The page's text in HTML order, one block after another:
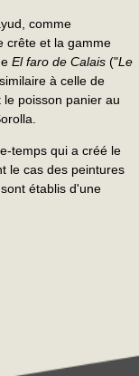
comme
crête et la gamme
El faro de Calais ("Le
à celle de
poisson panier au
temps qui a créé le
le cas des peintures
établis d'une